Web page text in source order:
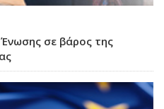
σε βάρος της